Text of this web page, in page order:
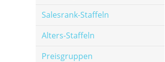
Salesrank-Staffeln
Alters-Staffeln
Preisgruppen